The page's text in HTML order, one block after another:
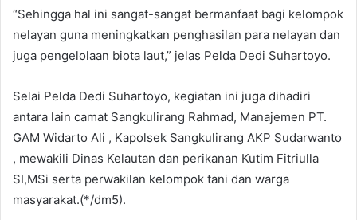
“Sehingga hal ini sangat-sangat bermanfaat bagi kelompok
nelayan guna meningkatkan penghasilan para nelayan dan
juga pengelolaan biota laut,” jelas Pelda Dedi Suhartoyo.
Selai Pelda Dedi Suhartoyo, kegiatan ini juga dihadiri
antara lain camat Sangkulirang Rahmad, Manajemen PT.
GAM Widarto Ali , Kapolsek Sangkulirang AKP Sudarwanto
, mewakili Dinas Kelautan dan perikanan Kutim Fitriulla
SI,MSi serta perwakilan kelompok tani dan warga
masyarakat.(*/dm5).